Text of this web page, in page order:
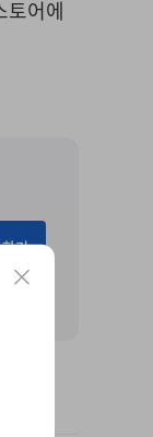
토어에
기